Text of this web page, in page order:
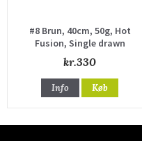
#8 Brun, 40cm, 50g, Hot
Fusion, Single drawn
kr.330
Info Køb